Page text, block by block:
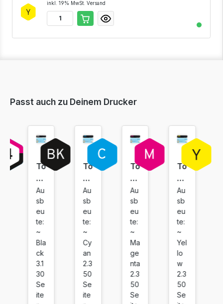
inkl. 19% MwSt. Versand
Passt auch zu Deinem Drucker
To
ne
r
ko
m
pa
tib
el
fü
r
C
an
Au
sb
eu
te:
~
Bla
ck
3.1
30
Se
ite
To
ne
r
ko
m
pa
tib
el
fü
r
C
an
Au
sb
eu
te:
~
Cy
an
2.3
50
Se
ite
To
ne
r
ko
m
pa
tib
el
fü
r
C
an
Au
sb
eu
te:
~
Ma
ge
nta
2.3
50
Se
To
ne
r
ko
m
pa
tib
el
fü
r
C
an
Au
sb
eu
te:
~
Yel
lo
w
2.3
50
Se